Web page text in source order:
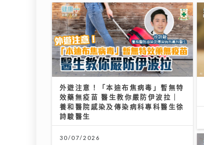
外遊注意！「本迪布焦病毒」暫無特
效藥無疫苗 醫生教你嚴防伊波拉｜
養和醫院感染及傳染病科專科醫生徐
詩駿醫生
30/07/2026